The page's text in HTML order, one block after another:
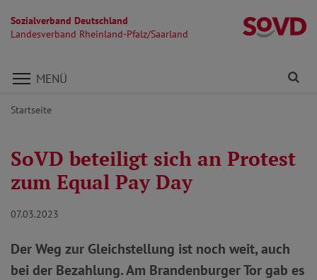
Sozialverband Deutschland
Landesverband Rheinland-Pfalz/Saarland
Direkt zu den Inhalten springen
MENÜ
Startseite
SoVD beteiligt sich an Protest
zum Equal Pay Day
07.03.2023
Der Weg zur Gleichstellung ist noch weit, auch
bei der Bezahlung. Am Brandenburger Tor gab es